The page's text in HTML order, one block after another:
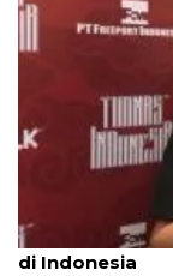
Ragnar
di Indonesia